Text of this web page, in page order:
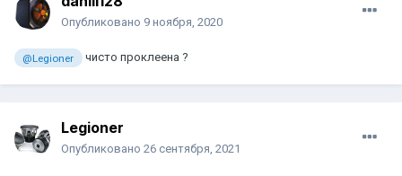
Опубликовано 9 ноября, 2020
@Legioner чисто проклеена ?
Legioner
Опубликовано 26 сентября, 2021